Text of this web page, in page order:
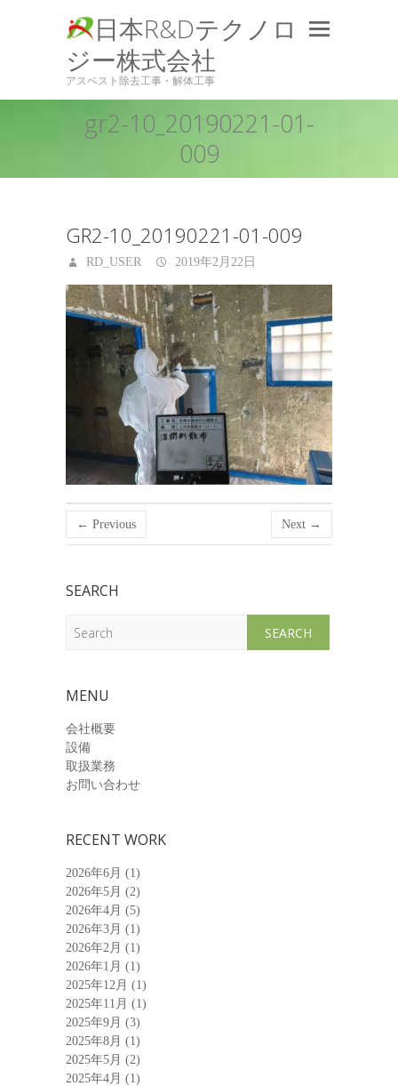
日本R&Dテクノロ
ジー株式会社
アスベスト除去工事・解体工事
gr2-10_20190221-01-
009
GR2-10_20190221-01-009
RD_USER 2019年2月22日
← Previous Next →
SEARCH
MENU
会社概要
設備
取扱業務
お問い合わせ
RECENT WORK
2026年6月 (1)
2026年5月 (2)
2026年4月 (5)
2026年3月 (1)
2026年2月 (1)
2026年1月 (1)
2025年12月 (1)
2025年11月 (1)
2025年9月 (3)
2025年8月 (1)
2025年5月 (2)
2025年4月 (1)